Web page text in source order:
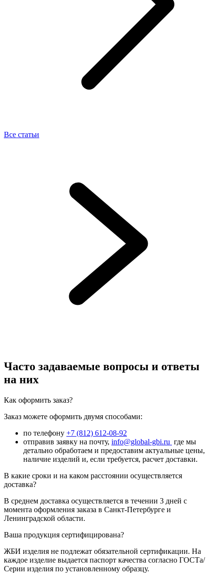
Все статьи
Часто задаваемые вопросы и ответы
на них
Как оформить заказ?
Заказ можете оформить двумя способами:
по телефону +7 (812) 612-08-92
отправив заявку на почту, info@global-gbi.ru где мы
детально обработаем и предоставим актуальные цены,
наличие изделий и, если требуется, расчет доставки.
В какие сроки и на каком расстоянии осуществляется
доставка?
В среднем доставка осуществляется в течении 3 дней с
момента оформления заказа в Санкт-Петербурге и
Ленинградской области.
Ваша продукция сертифицирована?
ЖБИ изделия не подлежат обязательной сертификации. На
каждое изделие выдается паспорт качества согласно ГОСТа/
Серии изделия по установленному образцу.